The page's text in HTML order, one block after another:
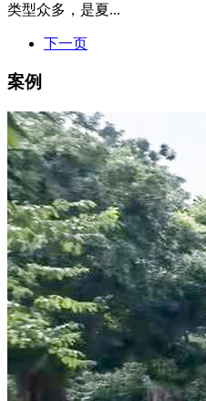
类型众多，是夏...
下一页
案例